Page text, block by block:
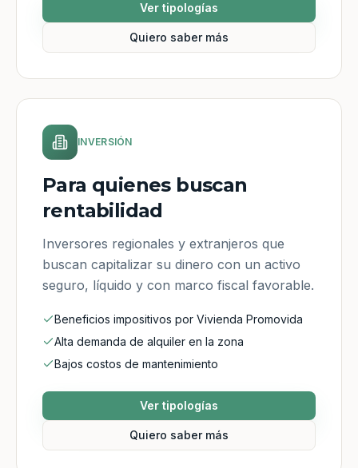
Ver tipologías
Quiero saber más
INVERSIÓN
Para quienes buscan
rentabilidad
Inversores regionales y extranjeros que
buscan capitalizar su dinero con un activo
seguro, líquido y con marco fiscal favorable.
Beneficios impositivos por Vivienda Promovida
Alta demanda de alquiler en la zona
Bajos costos de mantenimiento
Ver tipologías
Quiero saber más